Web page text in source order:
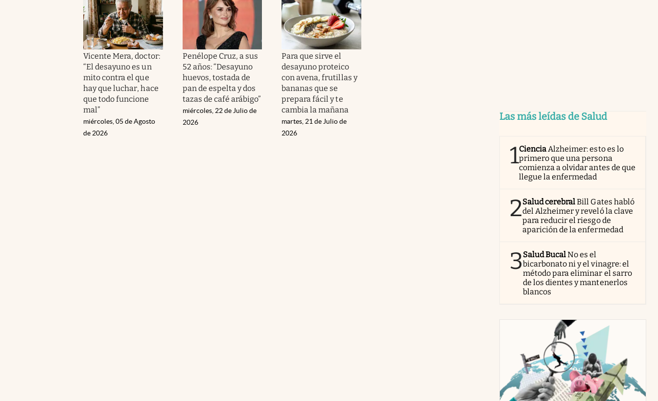
Vicente Mera, doctor:
“El desayuno es un
mito contra el que
hay que luchar, hace
que todo funcione
mal”
miércoles, 05 de Agosto
de 2026
Penélope Cruz, a sus
52 años: “Desayuno
huevos, tostada de
pan de espelta y dos
tazas de café arábigo”
miércoles, 22 de Julio de
2026
Para que sirve el
desayuno proteico
con avena, frutillas y
bananas que se
prepara fácil y te
cambia la mañana
martes, 21 de Julio de
2026
Las más leídas de Salud
1CienciaAlzheimer: esto es lo
primero que una persona
comienza a olvidar antes de que
llegue la enfermedad
2Salud cerebralBill Gates habló
del Alzheimer y reveló la clave
para reducir el riesgo de
aparición de la enfermedad
3Salud BucalNo es el
bicarbonato ni y el vinagre: el
método para eliminar el sarro
de los dientes y mantenerlos
blancos